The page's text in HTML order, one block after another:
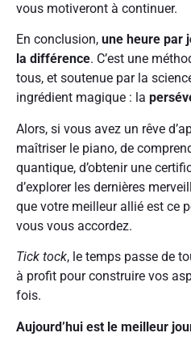
vous motiveront à continuer.
En conclusion, une heure par
la différence. C’est une
tous, et soutenue par la
ingrédient magique : la
Alors, si vous avez un rêve
maîtriser le piano, de
quantique, d’obtenir une
d’explorer les dernières
que votre meilleur allié est ce
vous vous accordez.
Tick tock, le temps passe de
à profit pour construire vos
fois.
Aujourd’hui est le meilleur